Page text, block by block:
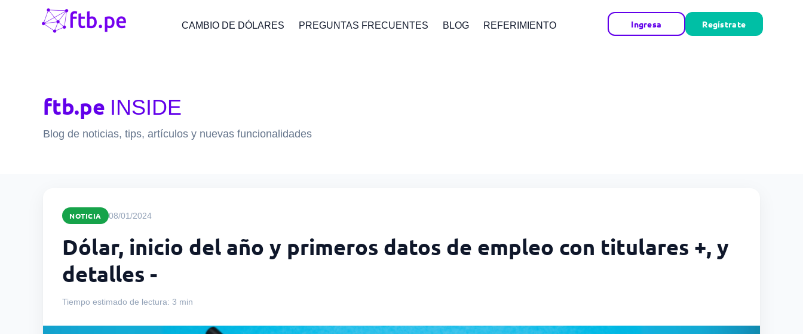
CAMBIO DE DÓLARES PREGUNTAS FRECUENTES BLOG REFERIMIENTO Ingresa Regístrate
ftb.pe INSIDE
Blog de noticias, tips, artículos y nuevas funcionalidades
NOTICIA 08/01/2024
Dólar, inicio del año y primeros datos de empleo con titulares +, y
detalles -
Tiempo estimado de lectura: 3 min